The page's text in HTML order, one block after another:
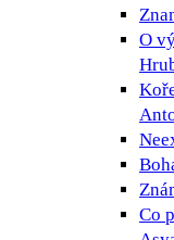
O
Co